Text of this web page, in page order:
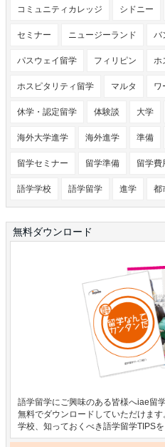
コミュニティカレッジ シドニー
セミナー ニュージーランド バ
パスウェイ留学 フィリピン ホ
ホスピタリティ留学 マルタ ワ
休学・認定留学 体験談 大学
海外大学進学 海外進学 準備
留学セミナー 留学準備 留学費
語学学校 語学留学 進学 都
無料ダウンロード
語学留学にご興味のある皆様へiae留
無料でダウンロードしていただけま
学校、知っておくべき語学留学TIPSを